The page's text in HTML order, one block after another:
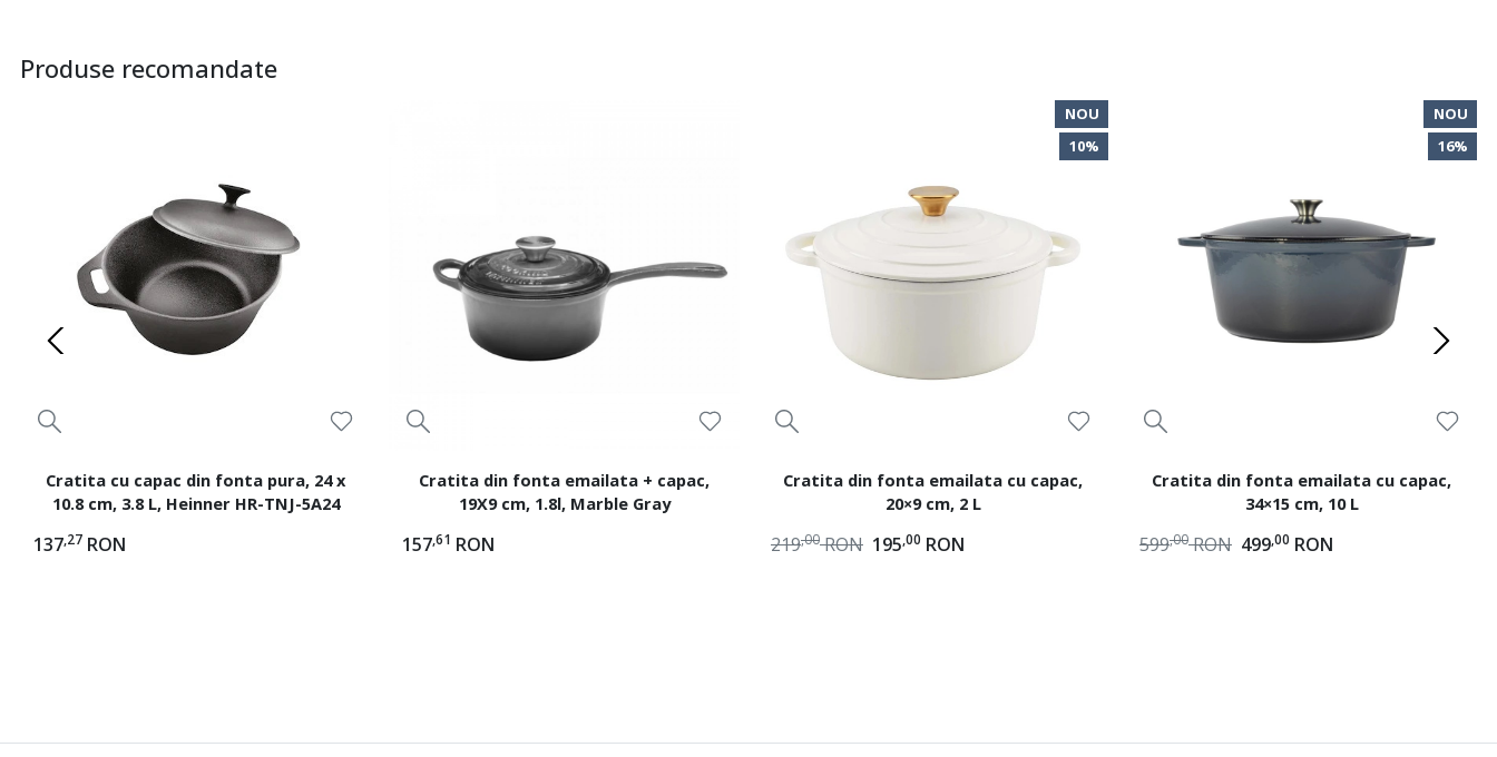
Produse recomandate
Cratita cu capac din fonta pura, 24 x
10.8 cm, 3.8 L, Heinner HR-TNJ-5A24
137,27 RON
Cratita din fonta emailata + capac,
19X9 cm, 1.8l, Marble Gray
157,61 RON
NOU
10%
Cratita din fonta emailata cu capac,
20×9 cm, 2 L
195,00 RON
219,00 RON
NOU
16%
Cratita din fonta emailata cu capac,
34×15 cm, 10 L
499,00 RON
599,00 RON